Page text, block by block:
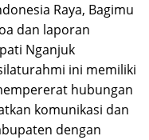
Raya, Bagimu
dan laporan
Nganjuk
ini memiliki
hubungan
komunikasi dan
dengan